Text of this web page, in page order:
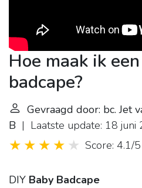
Hoe maak ik
badcape?
Gevraagd door: bc. Jet
B | Laatste update: 18 juni
Score: 4.1/5
DIY Baby Badcape